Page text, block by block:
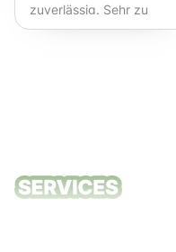
zuverlässig. Sehr zu
empfehlen!